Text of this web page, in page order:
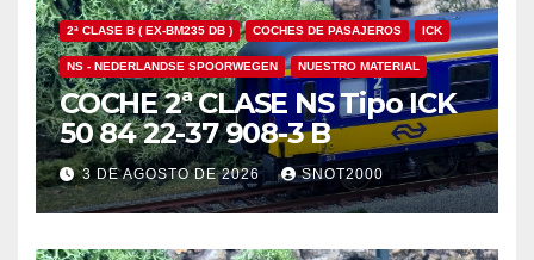
2ª CLASE B ( EX-BM235 DB ) COCHES DE PASAJEROS ICK
NS - NEDERLANDSE SPOORWEGEN NUESTRO MATERIAL
COCHE 2ª CLASE NS Tipo ICK
50 84 22-37 908-3 B
3 DE AGOSTO DE 2026 SNOT2000